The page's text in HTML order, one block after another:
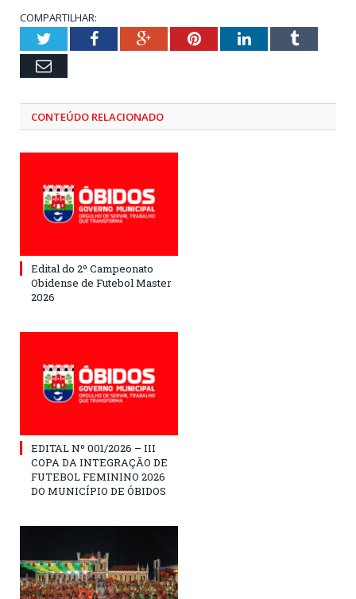
COMPARTILHAR:
TwitterFacebookGoogle+PinterestLinkedInTumblr
Email
CONTEÚDO RELACIONADO
Edital do 2º Campeonato
Obidense de Futebol Master
2026
EDITAL Nº 001/2026 – III
COPA DA INTEGRAÇÃO DE
FUTEBOL FEMININO 2026
DO MUNICÍPIO DE ÓBIDOS